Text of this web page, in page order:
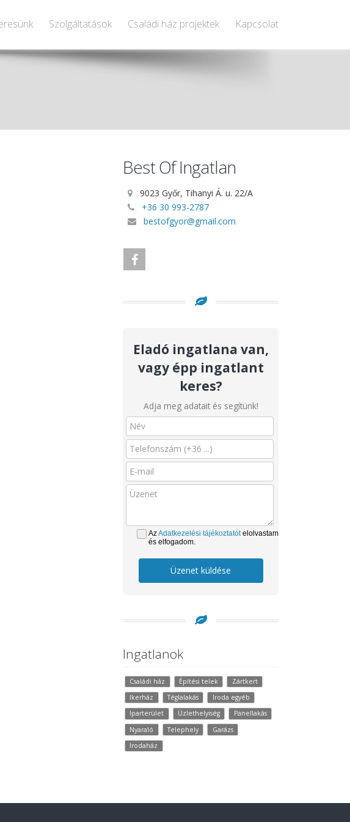
Szolgáltatások Családi ház projektek Kapcsolat
Best Of Ingatlan
9023 Győr, Tihanyi Á. u. 22/A
+36 30 993-2787
bestofgyor@gmail.com
Eladó ingatlana van,
vagy épp ingatlant
keres?
Adja meg adatait és segítünk!
AzAdatkezelési tájékoztatótelolvastam
és elfogadom.
Üzenet küldése
Ingatlanok
Családi ház Építési telek
Zártkert
Ikerház
Téglalakás
Iroda egyéb
Iparterület
Üzlethelyiség
Panellakás
Nyaraló
Telephely
Garázs
Irodaház